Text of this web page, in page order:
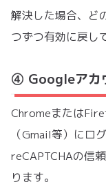
解決した場合、ど
つずつ有効に戻し
④ Googleアカ
Chromeまたは
（Gmail等）にロ
reCAPTCHAの信
ります。